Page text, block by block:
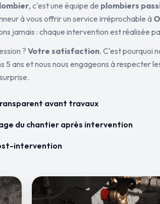
, c'est une équipe de plombiers
à vous offrir un service irréprochable à
jamais : chaque intervention est réalisée
?Votre satisfaction. C'est pourquoi
5 ans et nous nous engageons à respecter
avant travaux
du chantier après intervention
intervention